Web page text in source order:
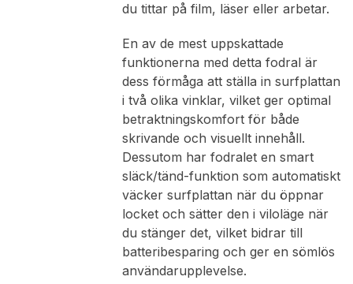
du tittar på film, läser eller arbetar.
En av de mest uppskattade
funktionerna med detta fodral är
dess förmåga att ställa in surfplattan
i två olika vinklar, vilket ger optimal
betraktningskomfort för både
skrivande och visuellt innehåll.
Dessutom har fodralet en smart
släck/tänd-funktion som automatiskt
väcker surfplattan när du öppnar
locket och sätter den i viloläge när
du stänger det, vilket bidrar till
batteribesparing och ger en sömlös
användarupplevelse.